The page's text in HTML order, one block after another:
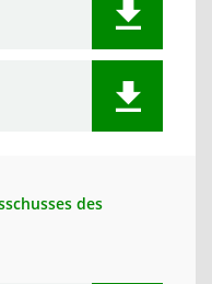
des